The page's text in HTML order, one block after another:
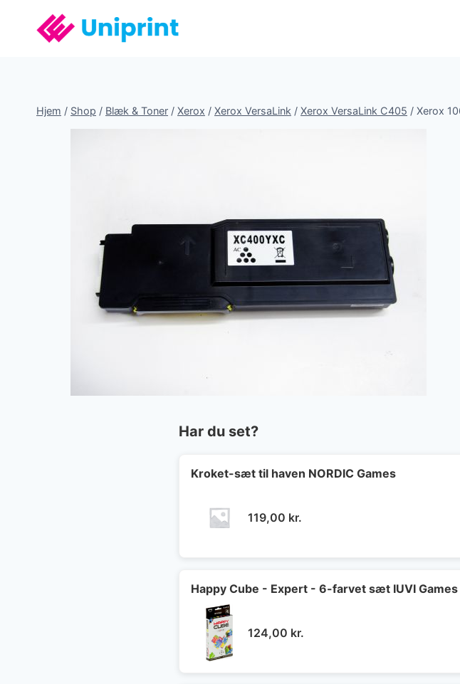
Hjem / Shop / Blæk & Toner / Xerox / Xerox VersaLink / Xerox VersaLink C405 / Xerox
Har du set?
Kroket-sæt til haven NORDIC Games
119,00 kr.
Happy Cube - Expert - 6-farvet sæt IUVI Games
124,00 kr.